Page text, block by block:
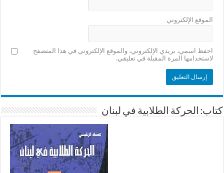
الموقع الإلكتروني
احفظ اسمي، بريدي الإلكتروني، والموقع الإلكتروني في هذا المتصفح
لاستخدامها المرة المقبلة في تعليقي.
كتاب: الحركة الطلابية في لبنان